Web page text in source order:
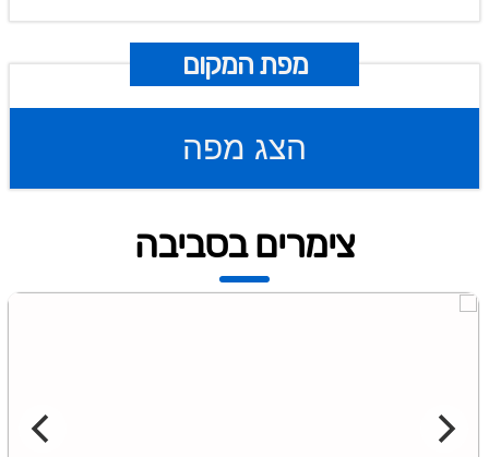
מפת המקום
הצג מפה
צימרים בסביבה